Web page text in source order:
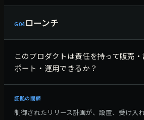
G04 ローンチ
このプロダクトは責任を持って販売
ポート・運用できるか？
証拠の閾値
制御されたリリース計画が、設置、受け入